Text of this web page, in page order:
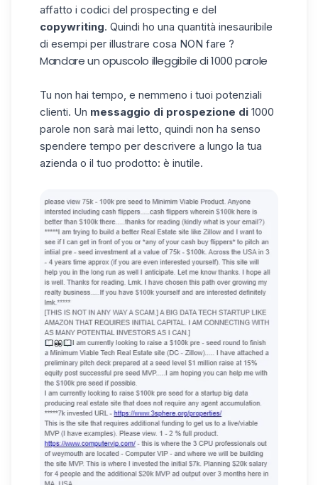
affatto i codici del prospecting e del
copywriting. Quindi ho una quantità inesauribile
di esempi per illustrare cosa NON fare ?
Mandare un opuscolo illeggibile di 1000 parole
Tu non hai tempo, e nemmeno i tuoi potenziali
clienti. Un messaggio di prospezione di 1000
parole non sarà mai letto, quindi non ha senso
spendere tempo per descrivere a lungo la tua
azienda o il tuo prodotto: è inutile.